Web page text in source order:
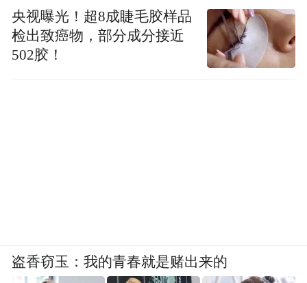
央视曝光！超8成睫毛胶样品
检出致癌物，部分成分接近
502胶！
盗香窃玉：我的青春就是赌出来的